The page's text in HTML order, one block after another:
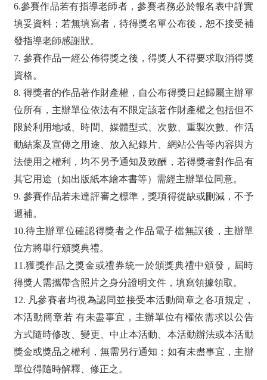
6.參賽作品若有指導老師者，參賽者務必於報名表中詳實
填妥資料；若無填寫者，待得獎名單公布後，恕不接受補
發指導老師感謝狀。
7. 參賽作品一經公佈得獎之後，得獎人不得要求取消得獎
資格。
8. 得獎者的作品著作財產權，自公布得獎日起歸屬主辦單
位所有，主辦單位依法有不限定該著作財產權之包括但不
限於利用地域、時間、媒體型式、次數、重製次數、作活
動結案及宣傳之用途、放入紀錄片、網站公告等內容與方
法使用之權利，均不另予通知及致酬，若得獎者對作品有
其它用途（如出版紙本繪本書等）需經主辦單位同意。
9. 參賽作品若未達評審之標準，獎項得從缺或刪減，不予
遞補。
10.待主辦單位確認得獎者之作品電子檔無誤後，主辦單
位方將舉行頒獎典禮。
11.獲獎作品之獎金或禮券統一於頒獎典禮中頒發，屆時
得獎人需攜帶含照片之身分證明文件，填寫領據領取。
12. 凡參賽者均視為認同並接受本活動簡章之各項規定，
本活動簡章若 有未盡事宜，主辦單位有權依需求以公告
方式隨時修改、變更、中止本活動、本活動辦法或本活動
獎金或獎品之權利，無需另行通知；如有未盡事宜，主辦
單位得隨時解釋、修正之。